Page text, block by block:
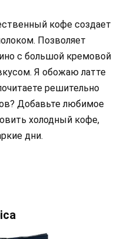
кофе создает
Позволяет
с большой кремовой
Я обожаю латте
решительно
Добавьте любимое
холодный кофе,
дни.